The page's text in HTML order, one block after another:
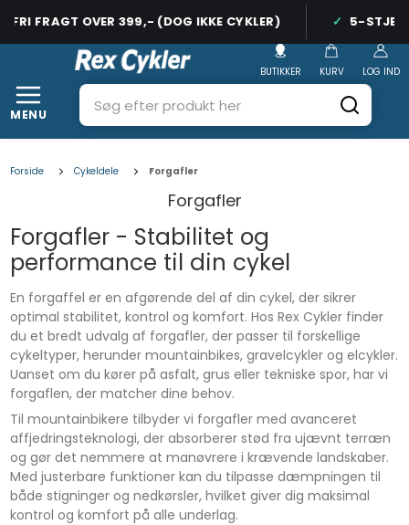
FRAGT OVER 399,- (DOG IKKE CYKLER) 5-
MENU
LOG IND
BUTIKKER KURV
Forside Cykeldele Forgafler
Forgafler
Forgafler - Stabilitet og
performance til din cykel
En forgaffel er en afgørende del af din cykel, der sikrer
optimal stabilitet, kontrol og komfort. Hos Rex Cykler finder
du et bredt udvalg af forgafler, der passer til forskellige
cykeltyper, herunder mountainbikes, gravelcykler og elcykler.
Uanset om du kører på asfalt, grus eller tekniske spor, har vi
forgaflen, der matcher dine behov.
Til mountainbikere tilbyder vi forgafler med avanceret
affjedringsteknologi, der absorberer stød fra ujævnt terræn
og gør det nemmere at manøvrere i krævende landskaber.
Med justerbare funktioner kan du tilpasse dæmpningen til
både stigninger og nedkørsler, hvilket giver dig maksimal
kontrol og komfort på alle underlag.